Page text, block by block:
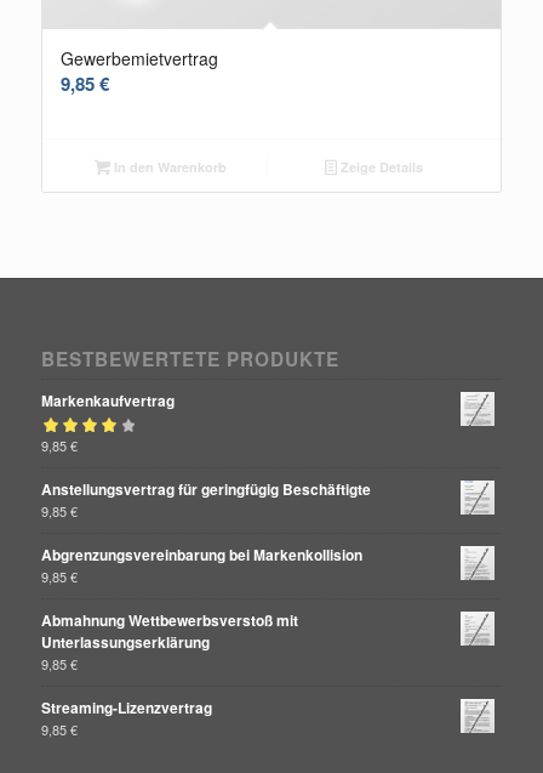
Gewerbemietvertrag
9,85€
In den Warenkorb Zeige Details
BESTBEWERTETE PRODUKTE
Markenkaufvertrag
Bewertet mit
9,85€
Anstellungsvertrag für geringfügig Beschäftigte
9,85€
Abgrenzungsvereinbarung bei Markenkollision
9,85€
Abmahnung Wettbewerbsverstoß mit
Unterlassungserklärung
9,85€
Streaming-Lizenzvertrag
9,85€